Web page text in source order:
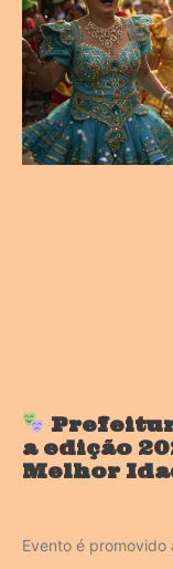
a edição
Melhor
Evento é promovido